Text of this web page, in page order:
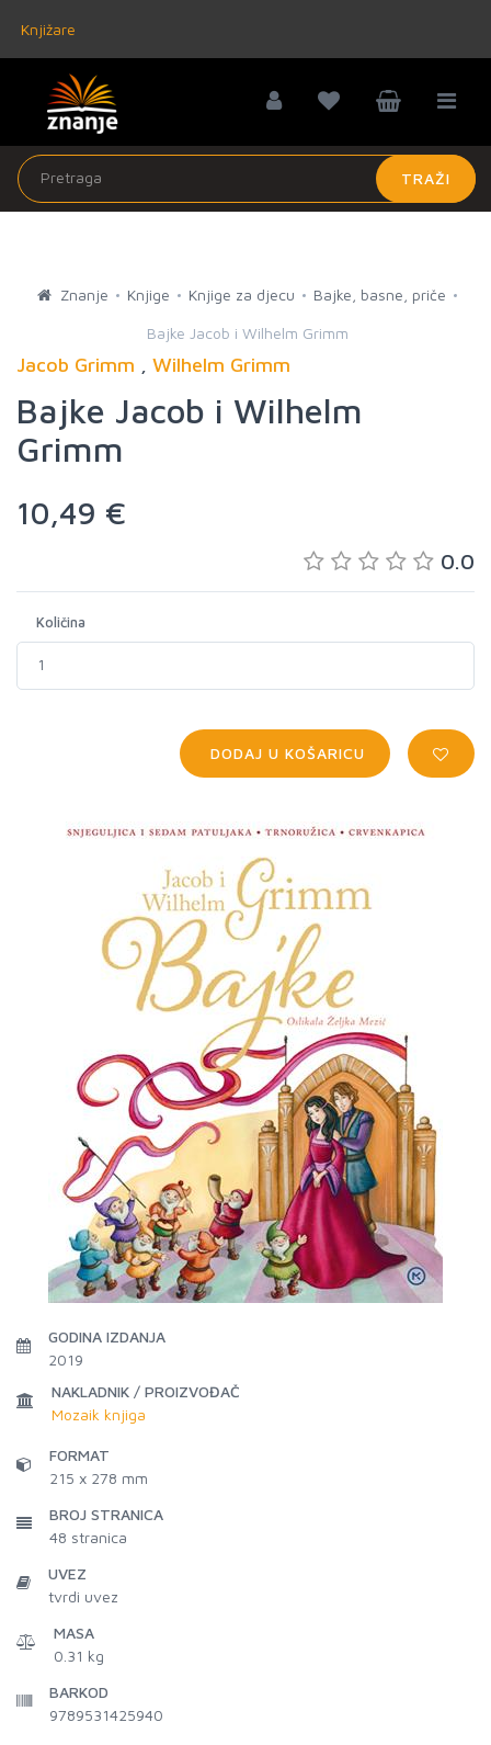
Knjižare
TRAŽI
Znanje Knjige Knjige za djecu Bajke, basne, priče
Bajke Jacob i Wilhelm Grimm
Jacob Grimm Wilhelm Grimm
Bajke Jacob i Wilhelm
Grimm
10,49 €
0.0
Količina
DODAJ U KOŠARICU
GODINA IZDANJA
2019
NAKLADNIK / PROIZVOĐAČ
Mozaik knjiga
FORMAT
215 x 278 mm
BROJ STRANICA
48 stranica
UVEZ
tvrdi uvez
MASA
0.31 kg
BARKOD
9789531425940